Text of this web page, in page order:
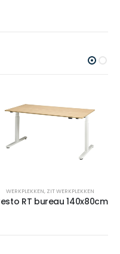
WERKPLEKKEN, ZIT WERKPLEKKEN
RT bureau 140x80cm